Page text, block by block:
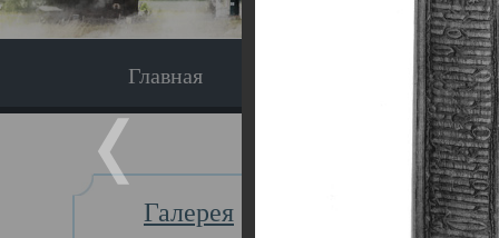
Главная
Галерея
Главная